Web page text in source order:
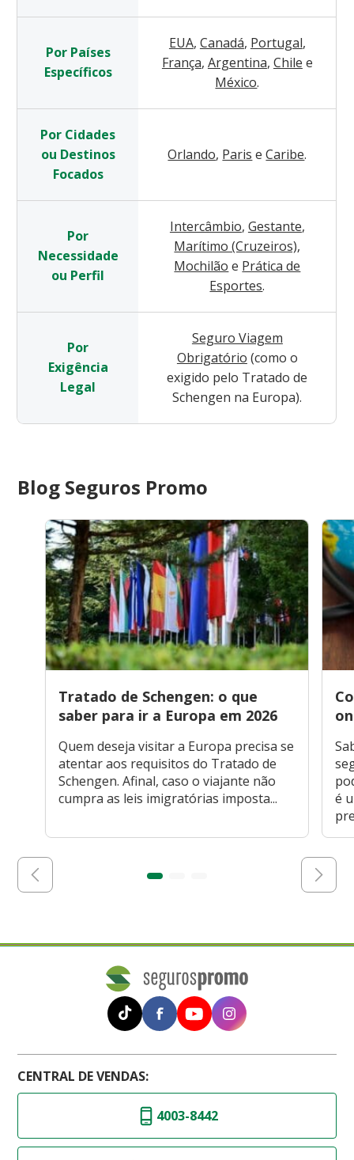
Por Países
Específicos
EUA, Canadá, Portugal,
França, Argentina, Chile e
México.
Por Cidades
ou Destinos
Focados
Orlando, Paris e Caribe.
Por
Necessidade
ou Perfil
Intercâmbio, Gestante,
Marítimo (Cruzeiros),
Mochilão e Prática de
Esportes.
Por
Exigência
Legal
Seguro Viagem
Obrigatório (como o
exigido pelo Tratado de
Schengen na Europa).
Blog Seguros Promo
Tratado de Schengen: o que
saber para ir a Europa em 2026
Quem deseja visitar a Europa precisa se
atentar aos requisitos do Tratado de
Schengen. Afinal, caso o viajante não
cumpra as leis imigratórias imposta...
é
CENTRAL DE VENDAS:
4003-8442